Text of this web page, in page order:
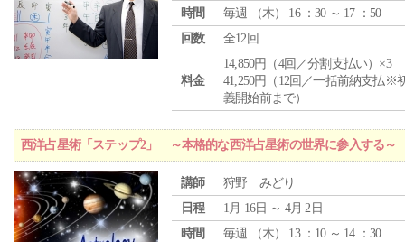
時間
毎週 （木） 16 ：30 ～ 17 ：50
回数
全12回
料金
14,850円（4回／分割支払い）×3
41,250円（12回／一括前納支払※
義開始前まで）
西洋占星術「ステップ2」 ～本格的な西洋占星術の世界に参入する～
講師
狩野 みどり
日程
1月 16日 ～ 4月 2日
時間
毎週 （木） 13 ：10 ～ 14 ：30